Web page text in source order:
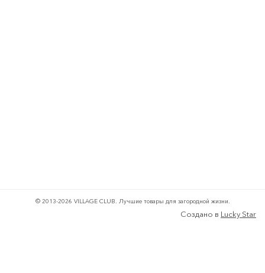
© 2013-2026 VILLAGE CLUB. Лучшие товары для загородной жизни.
Создано в Lucky Star